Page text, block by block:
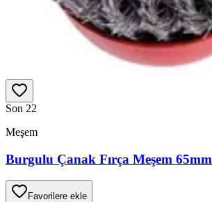
Son 22
Meşem
Burgulu Çanak Fırça Meşem 65mm
Favorilere ekle